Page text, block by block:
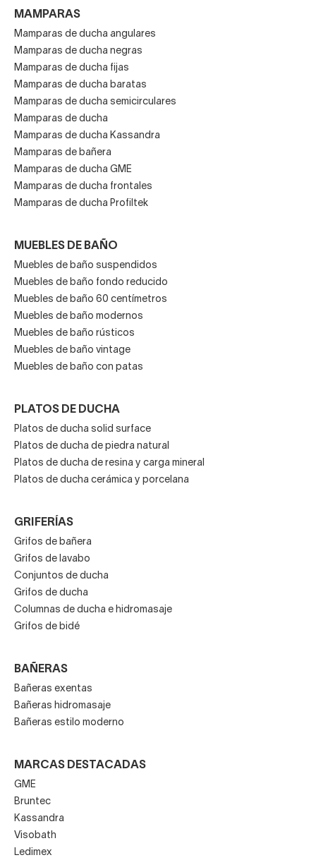
MAMPARAS
Mamparas de ducha angulares
Mamparas de ducha negras
Mamparas de ducha fijas
Mamparas de ducha baratas
Mamparas de ducha semicirculares
Mamparas de ducha
Mamparas de ducha Kassandra
Mamparas de bañera
Mamparas de ducha GME
Mamparas de ducha frontales
Mamparas de ducha Profiltek
MUEBLES DE BAÑO
Muebles de baño suspendidos
Muebles de baño fondo reducido
Muebles de baño 60 centímetros
Muebles de baño modernos
Muebles de baño rústicos
Muebles de baño vintage
Muebles de baño con patas
PLATOS DE DUCHA
Platos de ducha solid surface
Platos de ducha de piedra natural
Platos de ducha de resina y carga mineral
Platos de ducha cerámica y porcelana
GRIFERÍAS
Grifos de bañera
Grifos de lavabo
Conjuntos de ducha
Grifos de ducha
Columnas de ducha e hidromasaje
Grifos de bidé
BAÑERAS
Bañeras exentas
Bañeras hidromasaje
Bañeras estilo moderno
MARCAS DESTACADAS
GME
Bruntec
Kassandra
Visobath
Ledimex